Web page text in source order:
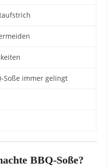
Soße immer gelingt
BBQ-Soße?